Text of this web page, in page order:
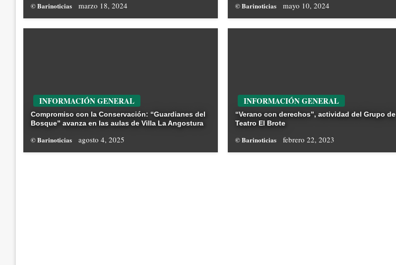
© Barinoticias marzo 18, 2024 © Barinoticias mayo 10, 2024
INFORMACIÓN GENERAL
Compromiso con la Conservación: “Guardianes del
Bosque” avanza en las aulas de Villa La Angostura
© Barinoticias agosto 4, 2025
INFORMACIÓN GENERAL
“Verano con derechos”, actividad del Grupo de
Teatro El Brote
© Barinoticias febrero 22, 2023